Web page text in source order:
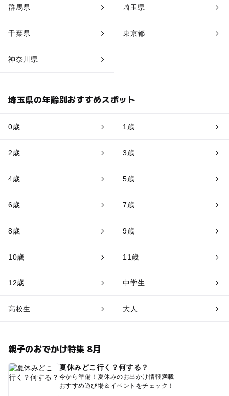
群馬県 埼玉県
千葉県 東京都
神奈川県
埼玉県の年齢別おすすめスポット
0歳 1歳
2歳 3歳
4歳 5歳
6歳 7歳
8歳 9歳
10歳 11歳
12歳 中学生
高校生 大人
親子のおでかけ特集 8月
夏休みどこ行く？何する？
今から準備！夏休みのお出かけ情報満載
おすすめ遊び場＆イベントをチェック！